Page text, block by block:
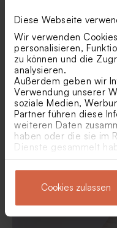
Diese Webseite
Wir verwenden
personalisieren,
zu können und die
analysieren.
Außerdem geben wir
Verwendung unserer
soziale Medien,
Partner führen diese
weiteren Daten
haben oder die sie im
Dienste gesammelt
Cookies zulassen
Stilvolles Kirchenheft mit
Blumenkranz und
Foliendruck
Namen in Goldfolie
Hochzeitseinladung mit
Blumenkranz und
Stilvolle
Schleife